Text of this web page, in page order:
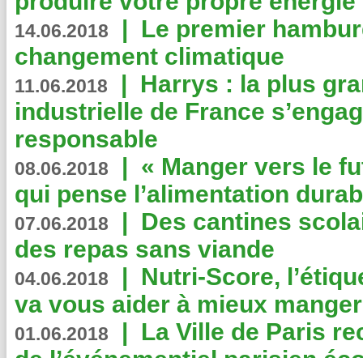
14.06.2018 | Le premier
changement climatique
11.06.2018 | Harrys : la plus
industrielle de France
responsable
08.06.2018 | « Manger vers le
qui pense l’alimentation
07.06.2018 | Des cantines
des repas sans viande
04.06.2018 | Nutri-Score,
va vous aider à mieux
01.06.2018 | La Ville de Paris